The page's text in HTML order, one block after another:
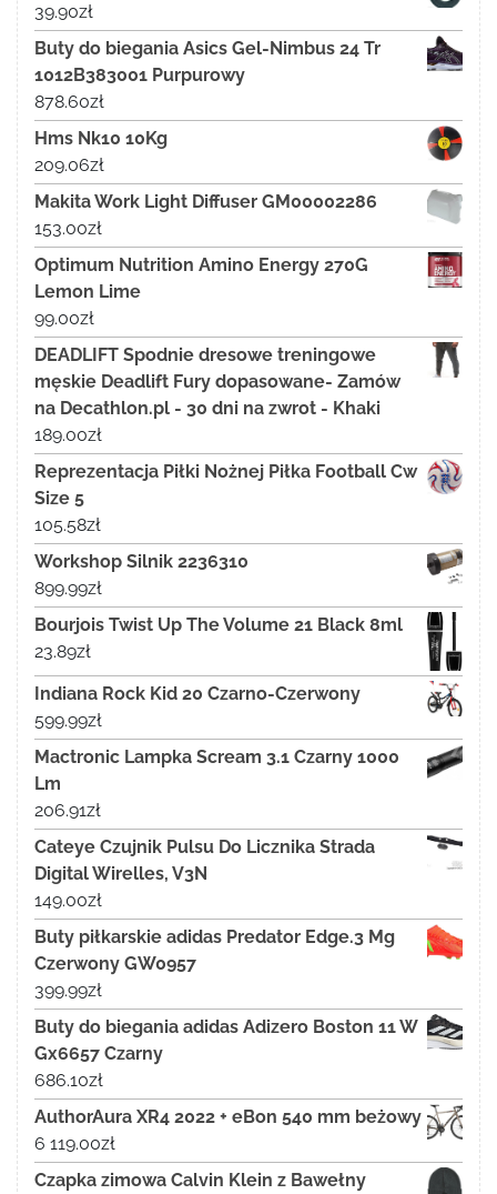
39.90zł
Buty do biegania Asics Gel-Nimbus 24 Tr
1012B383001 Purpurowy
878.60zł
Hms Nk10 10Kg
209.06zł
Makita Work Light Diffuser GM00002286
153.00zł
Optimum Nutrition Amino Energy 270G
Lemon Lime
99.00zł
DEADLIFT Spodnie dresowe treningowe
męskie Deadlift Fury dopasowane- Zamów
na Decathlon.pl - 30 dni na zwrot - Khaki
189.00zł
Reprezentacja Piłki Nożnej Piłka Football Cw
Size 5
105.58zł
Workshop Silnik 2236310
899.99zł
Bourjois Twist Up The Volume 21 Black 8ml
23.89zł
Indiana Rock Kid 20 Czarno-Czerwony
599.99zł
Mactronic Lampka Scream 3.1 Czarny 1000
Lm
206.91zł
Cateye Czujnik Pulsu Do Licznika Strada
Digital Wirelles, V3N
149.00zł
Buty piłkarskie adidas Predator Edge.3 Mg
Czerwony GW0957
399.99zł
Buty do biegania adidas Adizero Boston 11 W
Gx6657 Czarny
686.10zł
AuthorAura XR4 2022 + eBon 540 mm beżowy
6 119.00zł
Czapka zimowa Calvin Klein z Bawełny